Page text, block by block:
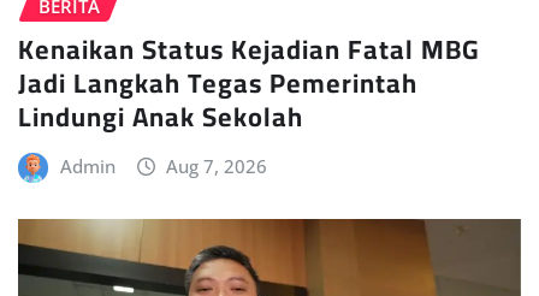
BERITA
Kenaikan Status Kejadian Fatal MBG
Jadi Langkah Tegas Pemerintah
Lindungi Anak Sekolah
Admin Aug 7, 2026